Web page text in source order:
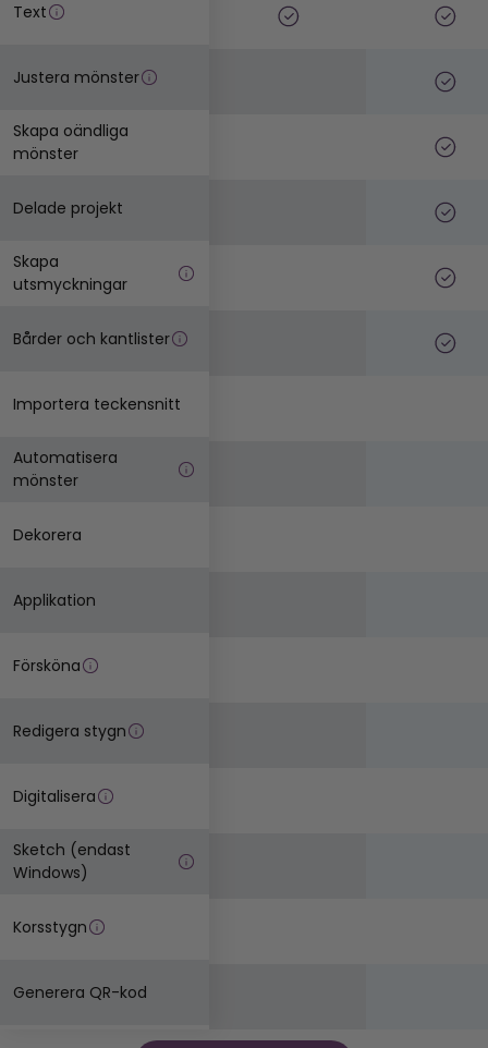
Text
Justera mönster
Skapa oändliga
mönster
Delade projekt
Skapa
utsmyckningar
Bårder och kantlister
Importera teckensnitt
Automatisera
mönster
Dekorera
Applikation
Försköna
Redigera stygn
Digitalisera
Sketch (endast
Windows)
Korsstygn
Generera QR-kod